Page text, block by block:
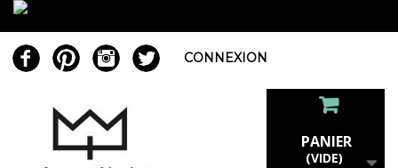
CONNEXION
PANIER
(VIDE)